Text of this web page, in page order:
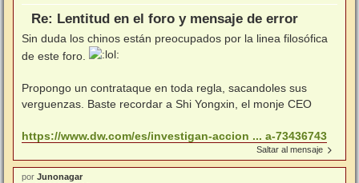
Re: Lentitud en el foro y mensaje de error
Sin duda los chinos están preocupados por la linea filosófica
de este foro.
Propongo un contrataque en toda regla, sacandoles sus
verguenzas. Baste recordar a Shi Yongxin, el monje CEO
https://www.dw.com/es/investigan-accion ... a-73436743
Saltar al mensaje
por Junonagar